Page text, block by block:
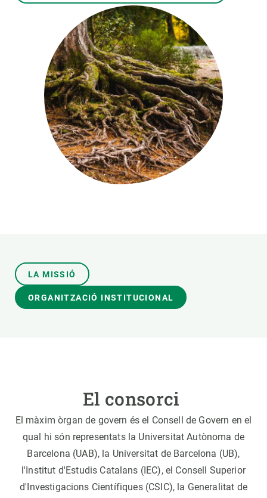
LA MISSIÓ
ORGANITZACIÓ INSTITUCIONAL
El consorci
El màxim òrgan de govern és el Consell de Govern en el
qual hi són representats la Universitat Autònoma de
Barcelona (UAB), la Universitat de Barcelona (UB),
l'Institut d'Estudis Catalans (IEC), el Consell Superior
d'Investigacions Científiques (CSIC), la Generalitat de
NOTÍCIES I AGENDA